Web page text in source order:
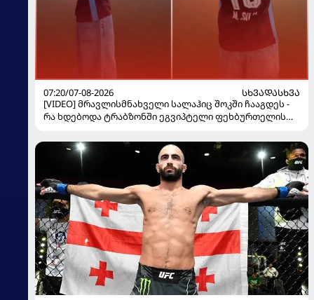
07:20/07-08-2026
ᲡᲮᲕᲐᲓᲐᲡᲮᲕᲐ
[VIDEO] მრავლისმნახველი სალაჰიც შოკში ჩააგდეს -
რა ხდებოდა ტრაბზონში ეგვიპტელი ფეხბურთელის